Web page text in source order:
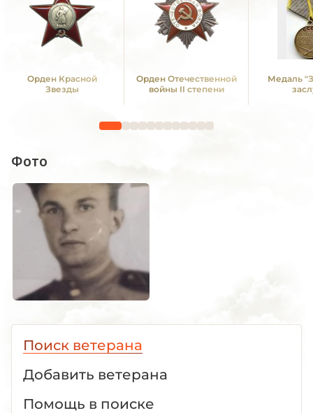
Орден Красной
Звезды
Орден Отечественной
войны II степени
Медаль
Фото
Поиск ветерана
Добавить ветерана
Помощь в поиске